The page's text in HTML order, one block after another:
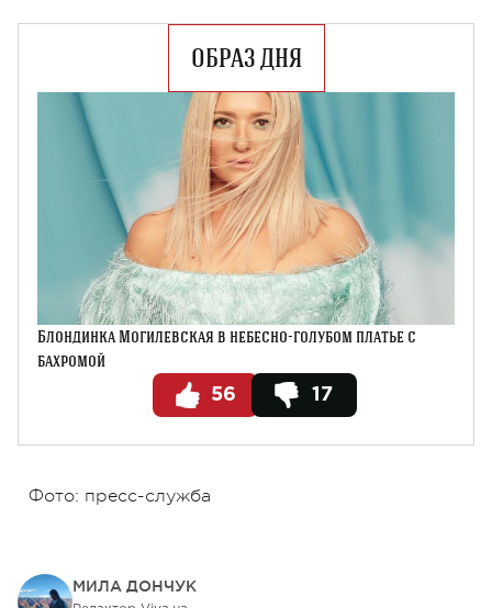
ОБРАЗ ДНЯ
Блондинка Могилевская в небесно-голубом платье с
бахромой
56 17
Фото: пресс-служба
МИЛА ДОНЧУК